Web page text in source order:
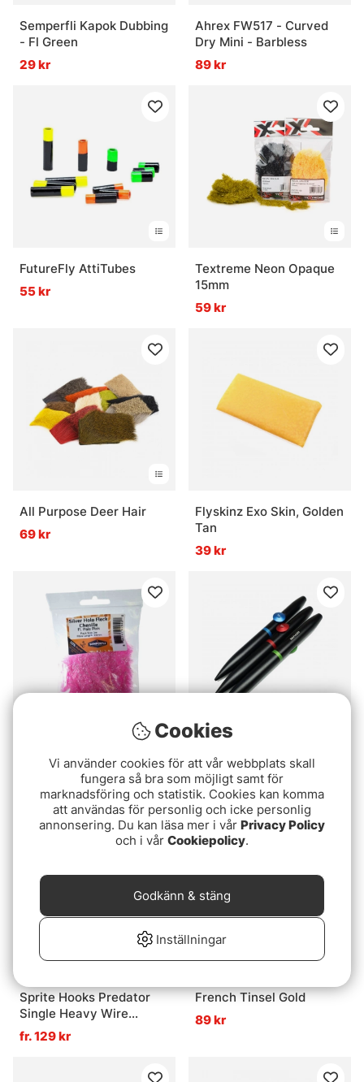
Semperfli Kapok Dubbing
- Fl Green
29 kr
Ahrex FW517 - Curved
Dry Mini - Barbless
89 kr
FutureFly AttiTubes
55 kr
Textreme Neon Opaque
15mm
59 kr
All Purpose Deer Hair
69 kr
Flyskinz Exo Skin, Golden
Tan
39 kr
Semperfli Silver Tinsel
Fleck 15mm Large
fr. 39 kr fr. 39 kr
SMHAEN Half Hitch Tool
329 kr
Sprite Hooks Predator
Single Heavy Wire
Bronze S1087 15-pack
fr. 129 kr
French Tinsel Gold
89 kr
Cookies
Vi använder cookies för att vår webbplats skall
fungera så bra som möjligt samt för
marknadsföring och statistik. Cookies kan komma
att användas för personlig och icke personlig
annonsering. Du kan läsa mer i vår Privacy Policy
och i vår Cookiepolicy.
Inställningar
Godkänn & stäng